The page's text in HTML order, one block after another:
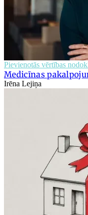
Pievienotās vērtības
Medicīnas
Irēna Lejiņa